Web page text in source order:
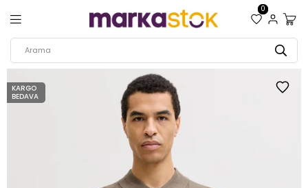
0
KARGO
BEDAVA